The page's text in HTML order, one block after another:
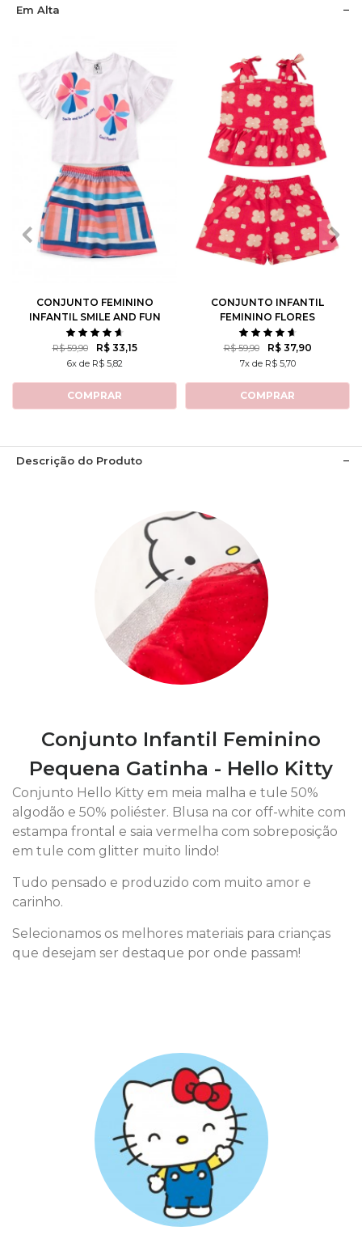
Em Alta
2 3 4 6 8
CONJUNTO FEMININO
INFANTIL SMILE AND FUN
R$ 59,90 R$ 33,15
6x de R$ 5,82
COMPRAR
2 3 8
CONJUNTO INFANTIL
FEMININO FLORES
ROTATIVAS
R$ 59,90 R$ 37,90
7x de R$ 5,70
COMPRAR
Descrição do Produto
Conjunto Infantil Feminino
Pequena Gatinha - Hello Kitty
Conjunto Hello Kitty em meia malha e tule 50%
algodão e 50% poliéster. Blusa na cor off-white com
estampa frontal e saia vermelha com sobreposição
em tule com glitter muito lindo!
Tudo pensado e produzido com muito amor e
carinho.
Selecionamos os melhores materiais para crianças
que desejam ser destaque por onde passam!